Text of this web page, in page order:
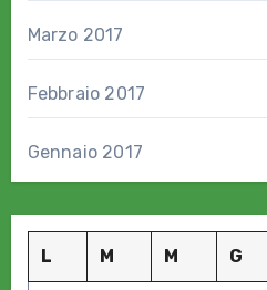
Marzo 2017
Febbraio 2017
Gennaio 2017
L M M G